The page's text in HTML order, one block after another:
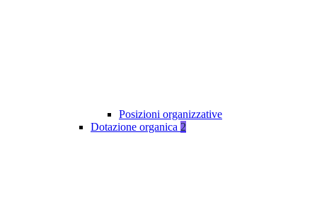
Posizioni organizzative
Dotazione organica 2